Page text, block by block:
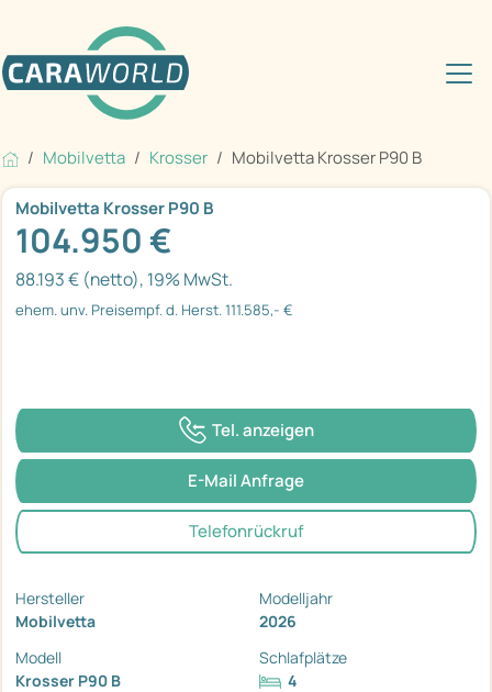
Mobilvetta Krosser Mobilvetta Krosser P90 B
Mobilvetta Krosser P90 B
104.950 €
88.193 € (netto), 19% MwSt.
ehem. unv. Preisempf. d. Herst. 111.585,- €
Tel. anzeigen
E-Mail Anfrage
Telefonrückruf
Hersteller
Mobilvetta
Modelljahr
2026
Modell
Krosser P90 B
Schlafplätze
4